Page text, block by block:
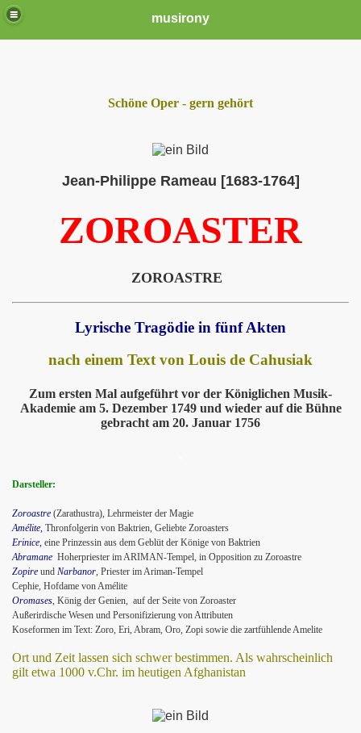
musirony
Schöne Oper - gern gehört
Jean-Philippe Rameau [1683-1764]
ZOROASTER
ZOROASTRE
Lyrische Tragödie in fünf Akten
nach einem Text von Louis de Cahusiak
Zum ersten Mal aufgeführt vor der Königlichen Musik-
Akademie am 5. Dezember 1749 und wieder auf die Bühne
gebracht am 20. Januar 1756
Darsteller:
Zoroastre (Zarathustra), Lehrmeister der Magie
Amélite, Thronfolgerin von Baktrien, Geliebte Zoroasters
Erinice, eine Prinzessin aus dem Geblüt der Könige von Baktrien
Abramane Hoherpriester im ARIMAN-Tempel, in Opposition zu Zoroastre
Zopire und Narbanor, Priester im Ariman-Tempel
Cephie, Hofdame von Amélite
Oromases, König der Genien, auf der Seite von Zoroaster
Außerirdische Wesen und Personifizierung von Attributen
Koseformen im Text: Zoro, Eri, Abram, Oro, Zopi sowie die zartfühlende Amelite
Ort und Zeit lassen sich schwer bestimmen. Als wahrscheinlich
gilt etwa 1000 v.Chr. im heutigen Afghanistan